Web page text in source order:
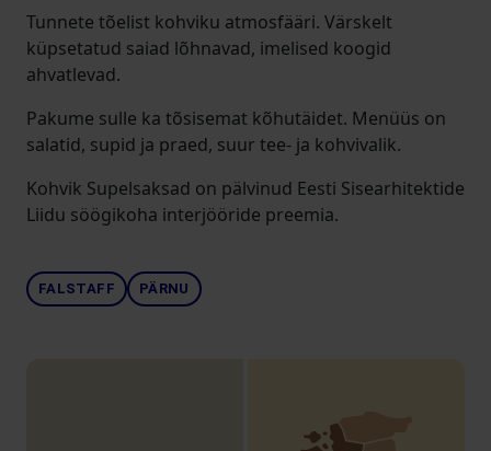
Tunnete tõelist kohviku atmosfääri. Värskelt
küpsetatud saiad lõhnavad, imelised koogid
ahvatlevad.
Pakume sulle ka tõsisemat kõhutäidet. Menüüs on
salatid, supid ja praed, suur tee- ja kohvivalik.
Kohvik Supelsaksad on pälvinud Eesti Sisearhitektide
Liidu söögikoha interjööride preemia.
FALSTAFF PÄRNU